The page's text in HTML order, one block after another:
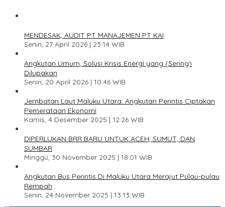
MENDESAK, AUDIT PT MANAJEMEN PT KAI
Senin, 27 April 2026 | 23:14 WIB
Angkutan Umum, Solusi Krisis Energi yang (Sering)
Dilupakan
Senin, 20 April 2026 | 10:46 WIB
Jembatan Laut Maluku Utara: Angkutan Perintis Ciptakan
Pemerataan Ekonomi
Kamis, 4 Desember 2025 | 12:26 WIB
DIPERLUKAN BRR BARU UNTUK ACEH, SUMUT, DAN
SUMBAR
Minggu, 30 November 2025 | 18:01 WIB
Angkutan Bus Perintis Di Maluku Utara Merajut Pulau-pulau
Rempah
Senin, 24 November 2025 | 13:13 WIB